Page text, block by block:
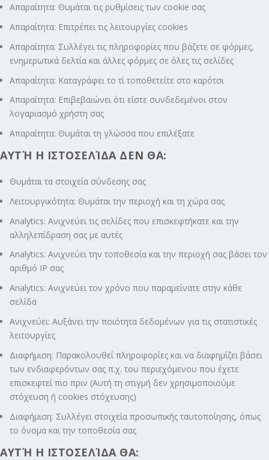
Απαραίτητα: Θυμάται τις ρυθμίσεις των cookie σας
Απαραίτητα: Επιτρέπει τις λειτουργίες cookies
Απαραίτητα: Συλλέγει τις πληροφορίες που βάζετε σε φόρμες,
ενημερωτικά δελτία και άλλες φόρμες σε όλες τις σελίδες
Απαραίτητα: Καταγράφει το τί τοποθετείτε στο καρότσι
Απαραίτητα: Επιβεβαιώνει ότι είστε συνδεδεμένοι στον
λογαριασμό χρήστη σας
Απαραίτητα: Θυμάται τη γλώσσα που επιλέξατε
ΑΥΤΉ Η ΙΣΤΟΣΕΛΊΔΑ ΔΕΝ ΘΑ:
Θυμάται τα στοιχεία σύνδεσης σας
Λειτουργικότητα: Θυμάται την περιοχή και τη χώρα σας
Analytics: Ανιχνεύει τις σελίδες που επισκεφτήκατε και την
αλληλεπίδραση σας με αυτές
Analytics: Ανιχνεύει την τοποθεσία και την περιοχή σας βάσει τον
αριθμό ΙΡ σας
Analytics: Ανιχνεύει τον χρόνο που παραμείνατε στην κάθε
σελίδα
Ανιχνεύει: Αυξάνει την ποιότητα δεδομένων για τις στατιστικές
λειτουργίες
Διαφήμιση: Παρακολουθεί πληροφορίες και να διαφημίζει βάσει
των ενδιαφερόντων σας π.χ. του περιεχόμενου που έχετε
επισκεφτεί πιο πριν (Αυτή τη στιγμή δεν χρησιμοποιούμε
στόχευση ή cookies στόχευσης)
Διαφήμιση: Συλλέγει στοιχεία προσωπικής ταυτοποίησης, όπως
το όνομα και την τοποθεσία σας
ΑΥΤΉ Η ΙΣΤΟΣΕΛΊΔΑ ΘΑ: